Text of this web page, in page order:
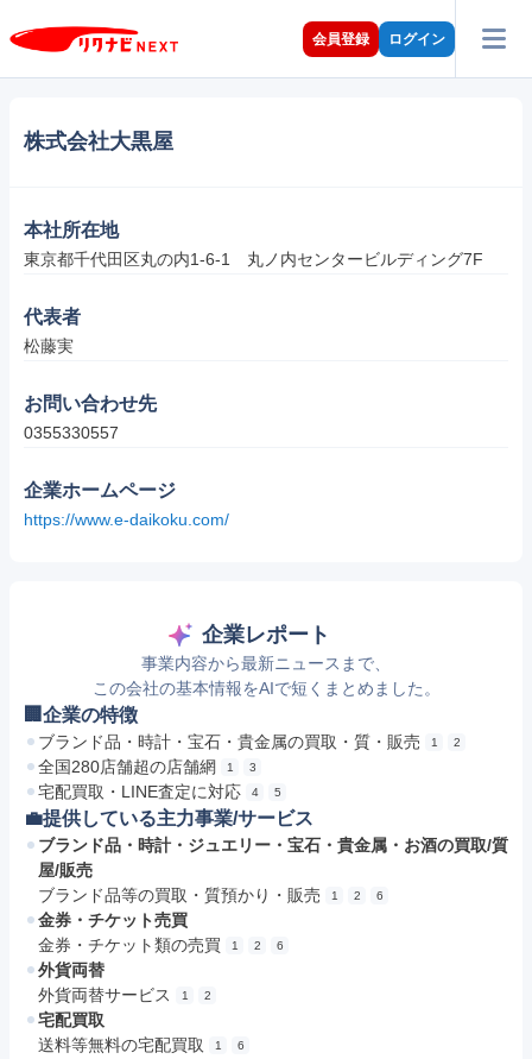
会員登録 ログイン
株式会社大黒屋
本社所在地
東京都千代田区丸の内1-6-1　丸ノ内センタービルディング7F
代表者
松藤実
お問い合わせ先
0355330557
企業ホームページ
https://www.e-daikoku.com/
企業レポート
事業内容から最新ニュースまで、
この会社の基本情報をAIで短くまとめました。
🏢企業の特徴
ブランド品・時計・宝石・貴金属の買取・質・販売 1 2
全国280店舗超の店舗網 1 3
宅配買取・LINE査定に対応 4 5
💼提供している主力事業/サービス
ブランド品・時計・ジュエリー・宝石・貴金属・お酒の買取/質
屋/販売
ブランド品等の買取・質預かり・販売
1 2 6
金券・チケット売買
金券・チケット類の売買
1 2 6
外貨両替
外貨両替サービス
1 2
宅配買取
送料等無料の宅配買取
1 6